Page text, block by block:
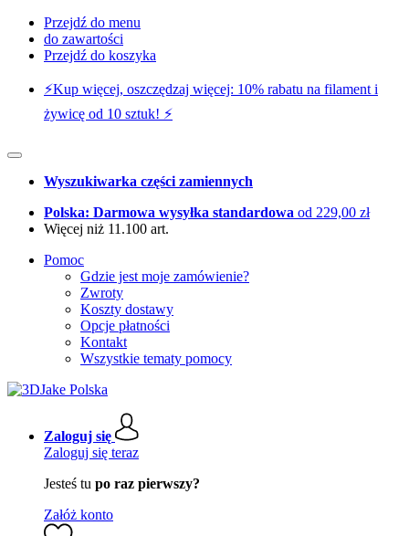
Przejdź do menu
do zawartości
Przejdź do koszyka
⚡️Kup więcej, oszczędzaj więcej: 10% rabatu na filament i
żywicę od 10 sztuk! ⚡️
Wyszukiwarka części zamiennych
Polska: Darmowa wysyłka standardowa od 229,00 zł
Więcej niż 11.100 art.
Pomoc
Gdzie jest moje zamówienie?
Zwroty
Koszty dostawy
Opcje płatności
Kontakt
Wszystkie tematy pomocy
Zaloguj się
Zaloguj się teraz
Jesteś tu po raz pierwszy?
Załóż konto